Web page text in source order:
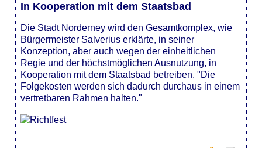
In Kooperation mit dem Staatsbad
Die Stadt Norderney wird den Gesamtkomplex, wie
Bürgermeister Salverius erklärte, in seiner
Konzeption, aber auch wegen der einheitlichen
Regie und der höchstmöglichen Ausnutzung, in
Kooperation mit dem Staatsbad betreiben. "Die
Folgekosten werden sich dadurch durchaus in einem
vertretbaren Rahmen halten."